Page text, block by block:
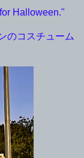
Halloween."
のコスチューム